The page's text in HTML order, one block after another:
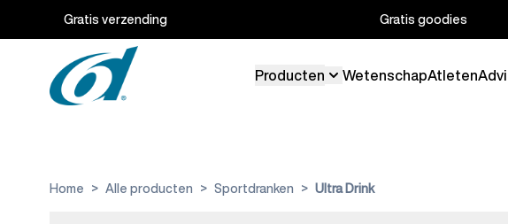
Ga naar de inhoudGratis verzending Gratis goodies
ProductenToggle submenu for
WetenschapAtleten
Home > Alle producten > Sportdranken > Ultra Drink